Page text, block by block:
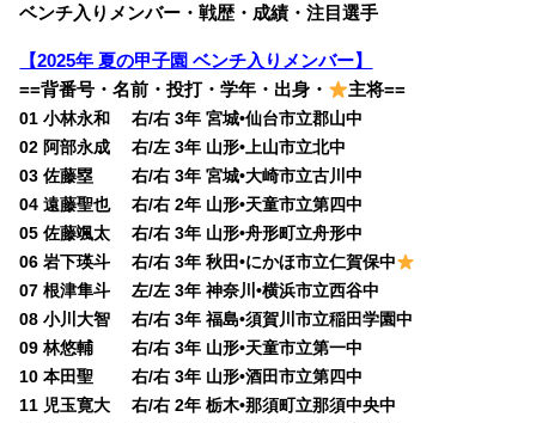
ベンチ入りメンバー・戦歴・成績・注目選手
【2025年 夏の甲子園 ベンチ入りメンバー】
==背番号・名前・投打・学年・出身・
主将==
01 小林永和 右/右 3年 宮城•仙台市立郡山中
02 阿部永成 右/左 3年 山形•上山市立北中
03 佐藤塁 右/右 3年 宮城•大崎市立古川中
04 遠藤聖也 右/右 2年 山形•天童市立第四中
05 佐藤颯太 右/右 3年 山形•舟形町立舟形中
06 岩下瑛斗 右/右 3年 秋田•にかほ市立仁賀保中
07 根津隼斗 左/左 3年 神奈川•横浜市立西谷中
08 小川大智 右/右 3年 福島•須賀川市立稲田学園中
09 林悠輔 右/右 3年 山形•天童市立第一中
10 本田聖 右/右 3年 山形•酒田市立第四中
11 児玉寛大 右/右 2年 栃木•那須町立那須中央中